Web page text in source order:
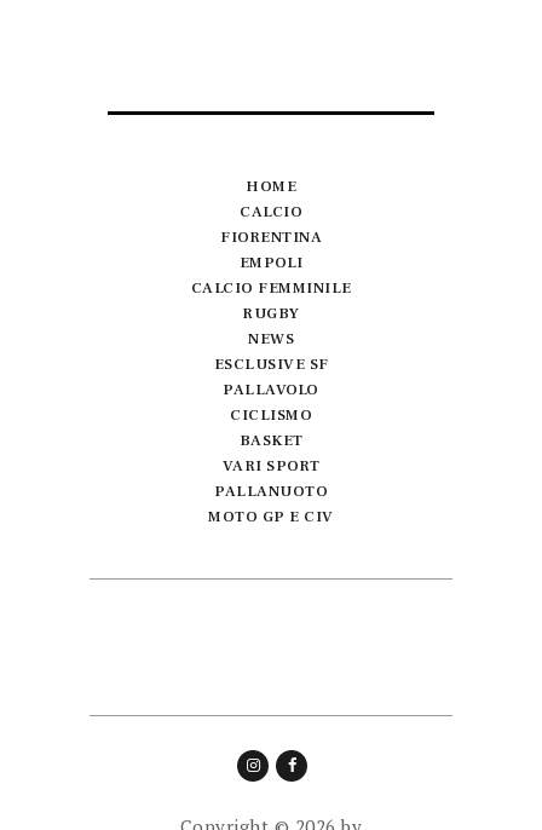
HOME
CALCIO
FIORENTINA
EMPOLI
CALCIO FEMMINILE
RUGBY
NEWS
ESCLUSIVE SF
PALLAVOLO
CICLISMO
BASKET
VARI SPORT
PALLANUOTO
MOTO GP E CIV